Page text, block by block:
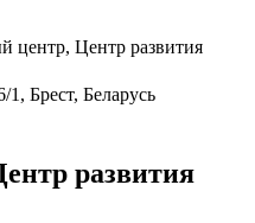
центр, Центр развития
Брест, Беларусь
развития